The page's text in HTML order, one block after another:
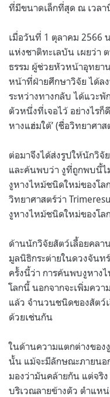
ที่มีขนาดเล็กที่สุด ณ เวลา
เมื่อวันที่ 1 ตุลาคม 2566
แห่งชาติทะเลบัน เผยว่า
ธรรม ผู้ช่วยหัวหน้าอุทยา
หน้าที่ฝ่ายศึกษาวิจัย ได้ล
ระหว่างทางกลับ ได้แวะ
ตัวหนึ่งที่เจอไว้ อย่างไรก็
หางแฮ่มใต้’ (ชื่อวิทยาศา
ต่อมาจึงได้ส่งรูปให้นักวิจั
และค้นพบว่า งูที่ถูกพบนี้ไ
งูหางไหม้ชนิดใหม่ของโล
วิทยาศาสตร์ว่า
งูหางไหม้ชนิดใหม่ของโลก
ด้านนักวิจัยสัตว์เลื้อยคลา
มูลนิธิ​กระต่ายในดวงจัน
ครั้งนี้ว่า การค้นพบงูหาง
โลกนี้ นอกจากจะเพิ่มคว
แล้ว จำนวนชนิดของสัตว์
ด้วยเช่นกัน
ในด้านความแตกต่างของ
นั้น แม้จะมีลักษณะภายนอ
มองว่ามันคล้ายกัน แต่จริ
บริเวณลายข้างตัว ตำแห